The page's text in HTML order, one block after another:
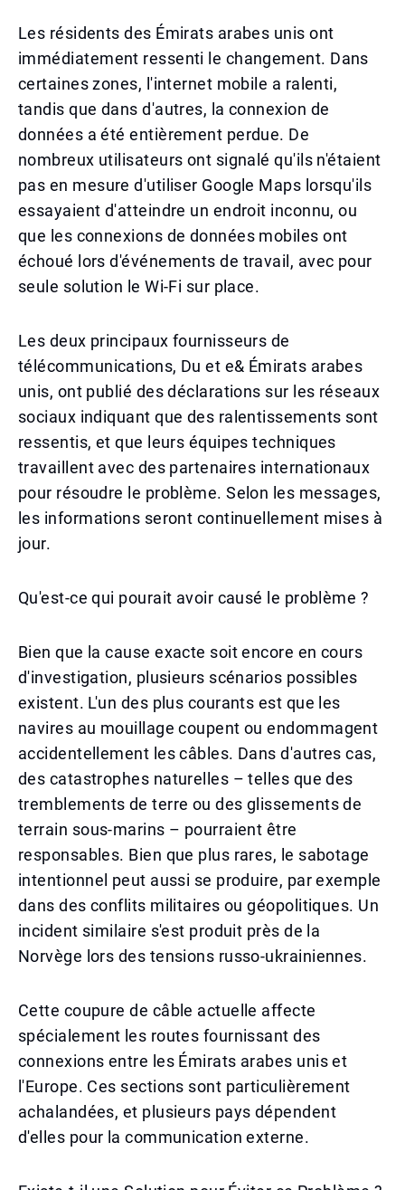
Les résidents des Émirats arabes unis ont
immédiatement ressenti le changement. Dans
certaines zones, l'internet mobile a ralenti,
tandis que dans d'autres, la connexion de
données a été entièrement perdue. De
nombreux utilisateurs ont signalé qu'ils n'étaient
pas en mesure d'utiliser Google Maps lorsqu'ils
essayaient d'atteindre un endroit inconnu, ou
que les connexions de données mobiles ont
échoué lors d'événements de travail, avec pour
seule solution le Wi-Fi sur place.
Les deux principaux fournisseurs de
télécommunications, Du et e& Émirats arabes
unis, ont publié des déclarations sur les réseaux
sociaux indiquant que des ralentissements sont
ressentis, et que leurs équipes techniques
travaillent avec des partenaires internationaux
pour résoudre le problème. Selon les messages,
les informations seront continuellement mises à
jour.
Qu'est-ce qui pourait avoir causé le problème ?
Bien que la cause exacte soit encore en cours
d'investigation, plusieurs scénarios possibles
existent. L'un des plus courants est que les
navires au mouillage coupent ou endommagent
accidentellement les câbles. Dans d'autres cas,
des catastrophes naturelles – telles que des
tremblements de terre ou des glissements de
terrain sous-marins – pourraient être
responsables. Bien que plus rares, le sabotage
intentionnel peut aussi se produire, par exemple
dans des conflits militaires ou géopolitiques. Un
incident similaire s'est produit près de la
Norvège lors des tensions russo-ukrainiennes.
Cette coupure de câble actuelle affecte
spécialement les routes fournissant des
connexions entre les Émirats arabes unis et
l'Europe. Ces sections sont particulièrement
achalandées, et plusieurs pays dépendent
d'elles pour la communication externe.